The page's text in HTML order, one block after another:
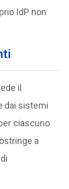
IdP non
il
dai sistemi
ciascuno
a